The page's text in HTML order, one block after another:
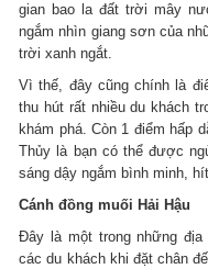
gian bao la đất trời mây
ngắm nhìn giang sơn của
trời xanh ngắt.
Vì thế, đây cũng chính là
thu hút rất nhiều du khách
khám phá. Còn 1 điểm hấp
Thủy là bạn có thể được
sáng dậy ngắm bình minh,
Cánh đồng muối Hải Hậu
Đây là một trong những
các du khách khi đặt chân